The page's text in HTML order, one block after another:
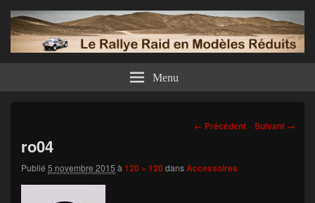
Menu
Navigation
images
← Précédent Suivant →
ro04
Publié 5 novembre 2015 à 120 × 120dansAccessoires